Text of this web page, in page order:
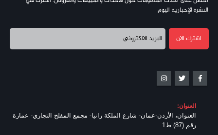
النشرة الإخبارية اليوم
العنوان:
العنوان، الأردن-عمان- شارع الملكة رانيا- مجمع المفلح التجاري- عمارة
رقم (87) ط1